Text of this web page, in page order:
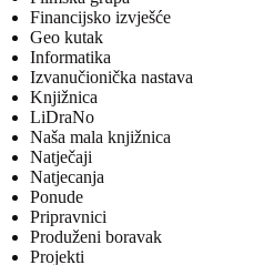
Financijsko izvješće
Geo kutak
Informatika
Izvanučionička nastava
Knjižnica
LiDraNo
Naša mala knjižnica
Natječaji
Natjecanja
Ponude
Pripravnici
Produženi boravak
Projekti